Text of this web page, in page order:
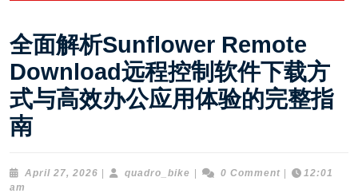
全面解析Sunflower Remote
Download远程控制软件下载方
式与高效办公应用体验的完整指
南
April 27, 2026 April
quadro_bike quadro_bike
0 Comment
12:01
am